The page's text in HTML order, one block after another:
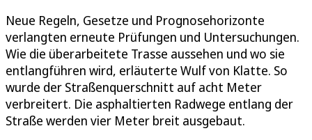
Neue Regeln, Gesetze und Prognosehorizonte
verlangten erneute Prüfungen und Untersuchungen.
Wie die überarbeitete Trasse aussehen und wo sie
entlangführen wird, erläuterte Wulf von Klatte. So
wurde der Straßenquerschnitt auf acht Meter
verbreitert. Die asphaltierten Radwege entlang der
Straße werden vier Meter breit ausgebaut.